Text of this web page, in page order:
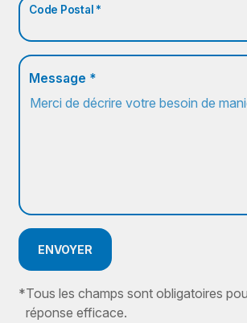
Code Postal *
Message *
ENVOYER
*Tous les champs sont obligatoires
réponse efficace.